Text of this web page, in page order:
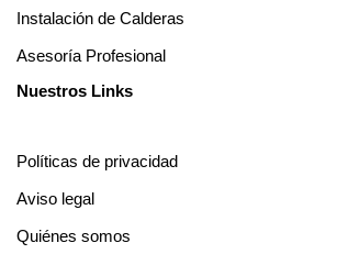
Instalación de Calderas
Asesoría Profesional
Nuestros Links
Políticas de privacidad
Aviso legal
Quiénes somos